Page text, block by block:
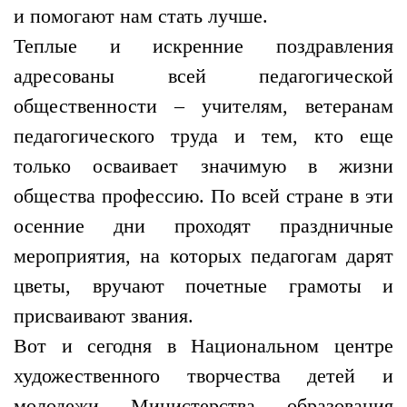
и помогают нам стать лучше.
Теплые и искренние поздравления
адресованы всей педагогической
общественности – учителям, ветеранам
педагогического труда и тем, кто еще
только осваивает значимую в жизни
общества профессию. По всей стране в эти
осенние дни проходят праздничные
мероприятия, на которых педагогам дарят
цветы, вручают почетные грамоты и
присваивают звания.
Вот и сегодня в Национальном центре
художественного творчества детей и